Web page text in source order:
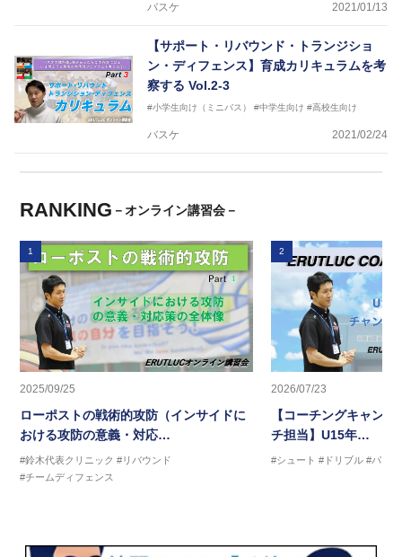
バスケ 2021/01/13
【サポート・リバウンド・トランジショ
ン・ディフェンス】育成カリキュラムを考
察する Vol.2-3
#小学生向け（ミニバス） #中学生向け #高校生向け
バスケ 2021/02/24
RANKING －オンライン講習会－
1
2025/09/25
ローポストの戦術的攻防（インサイドに
おける攻防の意義・対応…
#鈴木代表クリニック #リバウンド
#チームディフェンス
2
2026/07/23
【コーチングキャン
チ担当】U15年…
#シュート #ドリブル #パス